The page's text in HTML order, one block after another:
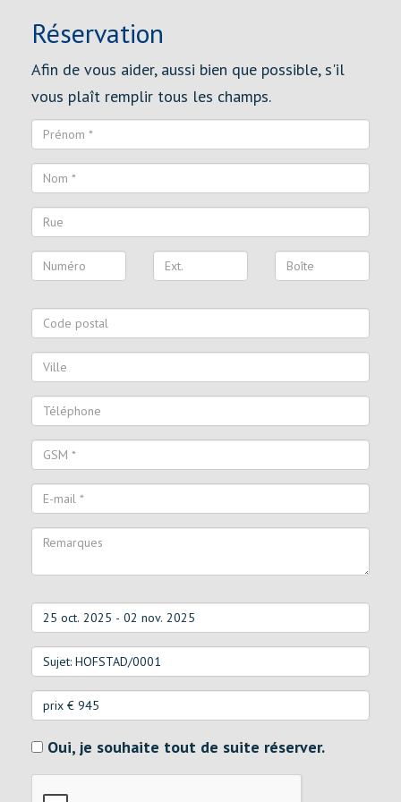
Réservation
Afin de vous aider, aussi bien que possible, s'il
vous plaît remplir tous les champs.
Oui, je souhaite tout de suite réserver.